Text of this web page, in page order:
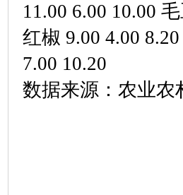
11.006.0010.00
红椒
7.0010.20
数据来源：农业农